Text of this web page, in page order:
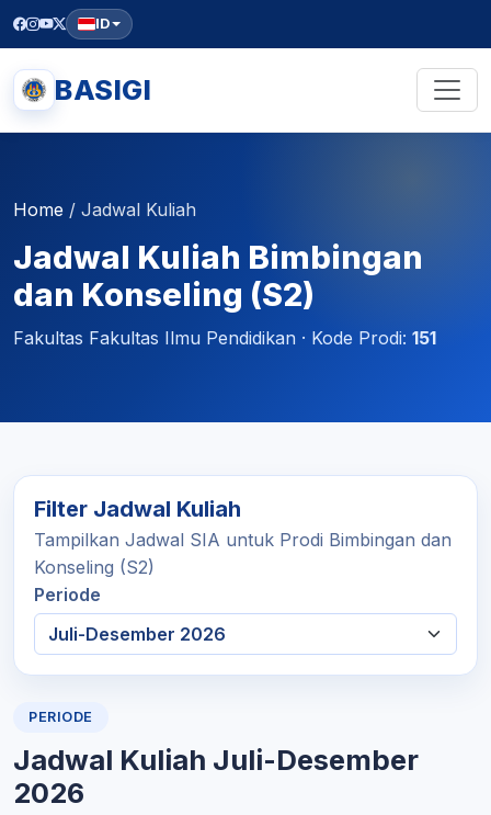
ID
BASIGI
Home / Jadwal Kuliah
Jadwal Kuliah Bimbingan
dan Konseling (S2)
Fakultas Fakultas Ilmu Pendidikan · Kode Prodi: 151
Filter Jadwal Kuliah
Tampilkan Jadwal SIA untuk Prodi Bimbingan dan
Konseling (S2)
Periode
PERIODE
Jadwal Kuliah Juli-Desember
2026